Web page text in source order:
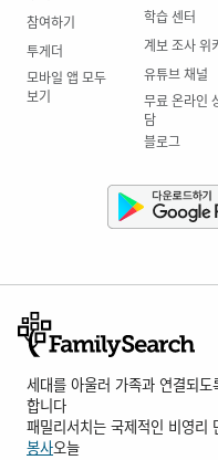
참여하기
투게더
모바일 앱 모두
보기
학습 센터
계보 조사 위
유튜브 채널
무료 온라인
담
블로그
세대를 아울러 가족과 연결되
합니다
패밀리서치는 국제적인 비영리
봉사오늘